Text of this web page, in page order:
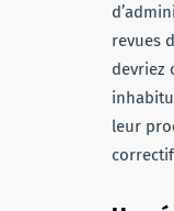
revues
devriez
leur